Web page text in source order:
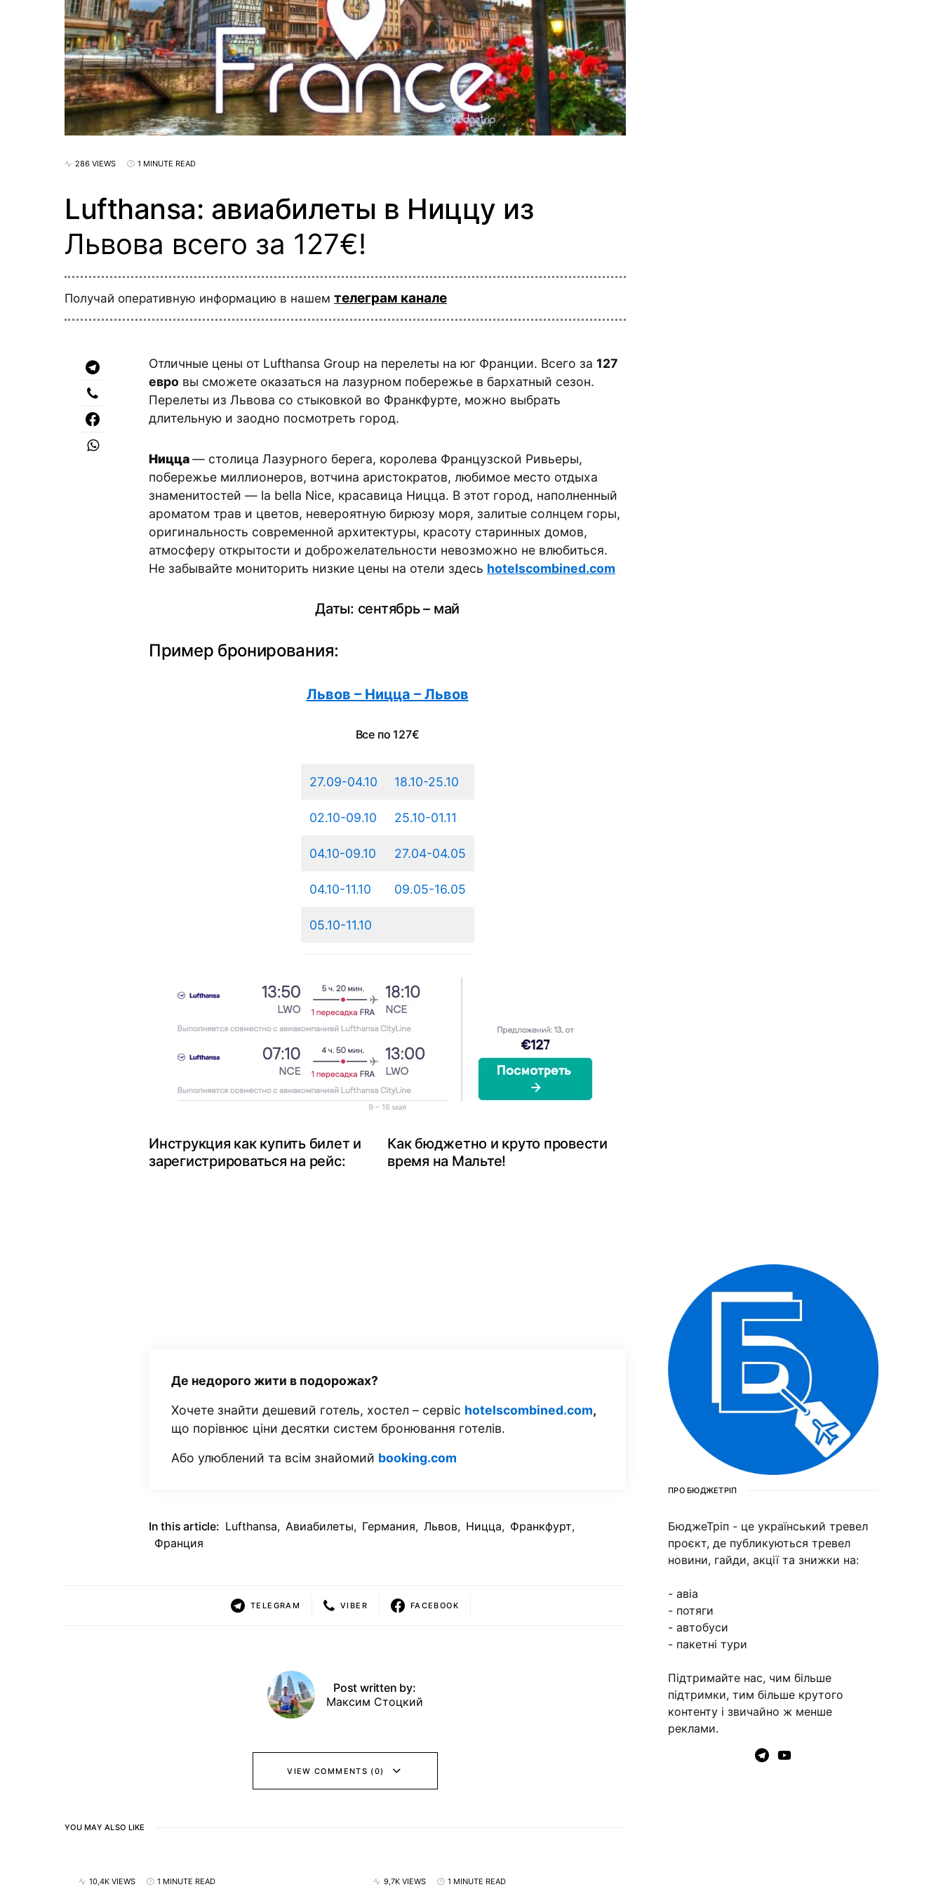
286 VIEWS 1 MINUTE READ
Lufthansa: авиабилеты в Ниццу из
Львова всего за 127€!
Получай оперативную информацию в нашем телеграм канале
Отличные цены от Lufthansa Group на перелеты на юг Франции. Всего за 127
евро вы сможете оказаться на лазурном побережье в бархатный сезон.
Перелеты из Львова со стыковкой во Франкфурте, можно выбрать
длительную и заодно посмотреть город.
Ницца— столица Лазурного берега, королева Французской Ривьеры,
побережье миллионеров, вотчина аристократов, любимое место отдыха
знаменитостей — la bella Nice, красавица Ницца. В этот город, наполненный
ароматом трав и цветов, невероятную бирюзу моря, залитые солнцем горы,
оригинальность современной архитектуры, красоту старинных домов,
атмосферу открытости и доброжелательности невозможно не влюбиться.
Не забывайте мониторить низкие цены на отели здесь hotelscombined.com
Даты: сентябрь – май
Пример бронирования:
Львов – Ницца – Львов
Все по 127€
27.09-04.10 18.10-25.10
02.10-09.10 25.10-01.11
04.10-09.10 27.04-04.05
04.10-11.10 09.05-16.05
05.10-11.10
9 – 16 мая
Инструкция как купить билет и
зарегистрироваться на рейс:
Как бюджетно и круто провести
время на Мальте!
Де недорого жити в подорожах?
Хочете знайти дешевий готель, хостел – сервіс hotelscombined.com,
що порівнює ціни десятки систем бронювання готелів.
Або улюблений та всім знайомий booking.com
In this article: Lufthansa, Авиабилеты, Германия, Львов, Ницца, Франкфурт,
Франция
TELEGRAM VIBER FACEBOOK
Post written by:
Максим Стоцкий
VIEW COMMENTS (0)
YOU MAY ALSO LIKE
10,4K VIEWS 1 MINUTE READ 9,7K VIEWS 1 MINUTE READ
ПРО БЮДЖЕТРІП
БюджеТріп - це український тревел
проєкт, де публикуються тревел
новини, гайди, акції та знижки на:
- авіа
- потяги
- автобуси
- пакетні тури
Підтримайте нас, чим більше
підтримки, тим більше крутого
контенту і звичайно ж менше
реклами.